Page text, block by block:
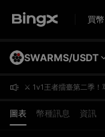
買幣
SWARMS/USDT
⚔️ 1v1王者擂臺第二季！
圖表 幣種訊息 資訊